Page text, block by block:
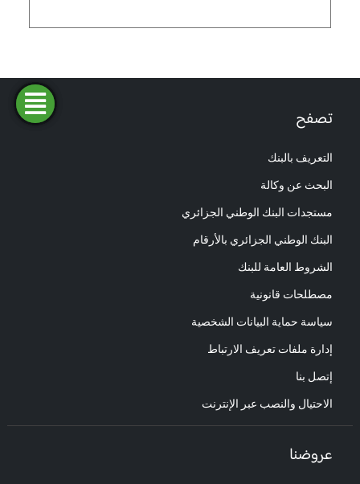
تصفح
التعريف بالبنك
البحث عن وكالة
مستجدات البنك الوطني الجزائري
البنك الوطني الجزائري بالأرقام
الشروط العامة للبنك
مصطلحات قانونية
سياسة حماية البيانات الشخصية
إدارة ملفات تعريف الارتباط
إتصل بنا
الاحتيال والنصب عبر الإنترنت
عروضنا
ابحث
عن وكالة
طلب
تمويل
المحاكاة
فتح
حساب